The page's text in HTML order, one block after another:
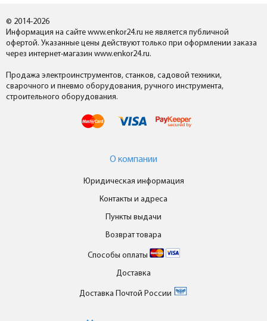
© 2014-2026
Информация на сайте www.enkor24.ru не является публичной
офертой. Указанные цены действуют только при оформлении заказа
через интернет-магазин www.enkor24.ru.
Продажа электроинструментов, станков, садовой техники,
сварочного и пневмо оборудования, ручного инструмента,
строительного оборудования.
О компании
Юридическая информация
Контакты и адреса
Пункты выдачи
Возврат товара
Способы оплаты
Доставка
Доставка Почтой России